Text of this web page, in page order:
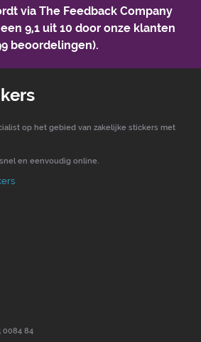
via The Feedback Company
9,1 uit 10 door onze klanten
beoordelingen).
op het gebied van zakelijke stickers met
en eenvoudig online.
0084 84